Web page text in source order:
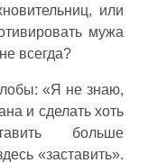
или
мужа
всегда?
«Я не знаю,
и сделать хоть
больше
«заставить».